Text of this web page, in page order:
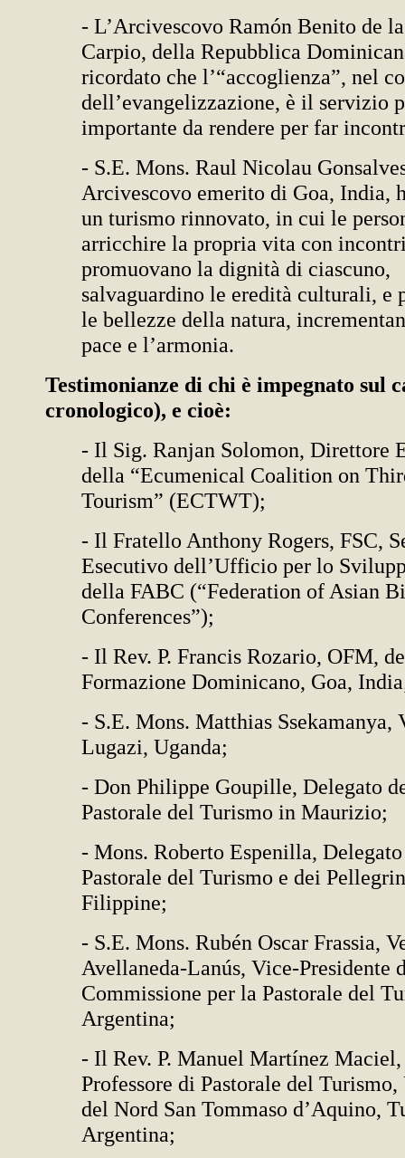
- L’Arcivescovo Ramón Benito de
Carpio, della Repubblica
ricordato che l’“accoglienza”, nel
dell’evangelizzazione, è il servizio
importante da rendere per far
- S.E. Mons. Raul Nicolau
Arcivescovo emerito di Goa, India,
un turismo rinnovato, in cui le
arricchire la propria vita con
promuovano la dignità di ciascuno,
salvaguardino le eredità culturali, e
le bellezze della natura,
pace e l’armonia.
Testimonianze di chi è impegnato sul
cronologico), e cioè:
- Il Sig. Ranjan Solomon, Direttore
della “Ecumenical Coalition on
Tourism” (ECTWT);
- Il Fratello Anthony Rogers, FSC,
Esecutivo dell’Ufficio per lo
della FABC (“Federation of Asian
Conferences”);
- Il Rev. P. Francis Rozario, OFM,
Formazione Dominicano, Goa,
- S.E. Mons. Matthias Ssekamanya,
Lugazi, Uganda;
- Don Philippe Goupille, Delegato
Pastorale del Turismo in Maurizio;
- Mons. Roberto Espenilla,
Pastorale del Turismo e dei
Filippine;
- S.E. Mons. Rubén Oscar Frassia,
Avellaneda-Lanús, Vice-Presidente
Commissione per la Pastorale del
Argentina;
- Il Rev. P. Manuel Martínez Maciel,
Professore di Pastorale del
del Nord San Tommaso d’Aquino,
Argentina;